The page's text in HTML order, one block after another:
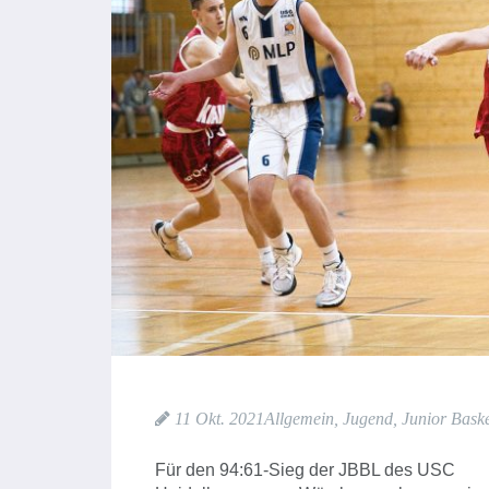
11 Okt. 2021Allgemein Jugend Junior
Für den 94:61-Sieg der JBBL des USC